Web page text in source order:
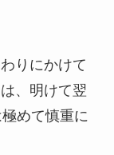
りにかけて
、明けて翌
めて慎重に